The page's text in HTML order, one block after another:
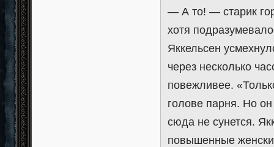
— А то! — старик
хотя
Яккельсен
через несколько
повежливее.
голове парня. Но он
сюда не сунется.
повышенные